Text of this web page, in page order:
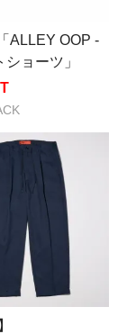
ALLEY OOP -
ョーツ」